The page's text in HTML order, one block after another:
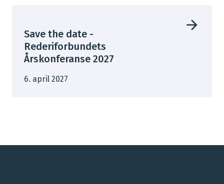
Save the date -
Rederiforbundets
Årskonferanse 2027
6. april 2027